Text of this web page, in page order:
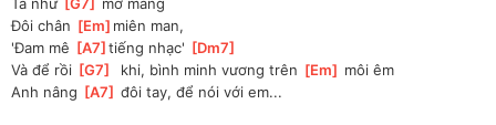
Đôi chân [Em ]miên man,
'Đam mê [A7 ]tiếng nhạc' [Dm7
Và để rồi [G7
  khi, bình minh vương trên
[Em
môi êm
Anh nâng [A7 ] đôi tay, để nói với em...